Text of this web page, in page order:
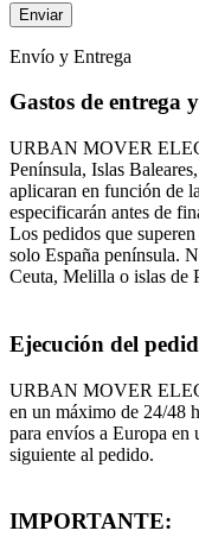
Envío y Entrega
Gastos de entrega
URBAN MOVER
Península, Islas
aplicaran en función de
especificarán antes de
Los pedidos que
solo España península.
Ceuta, Melilla o islas de
Ejecución del
URBAN MOVER
en un máximo de 24/48
para envíos a Europa en
siguiente al pedido.
IMPORTANTE: